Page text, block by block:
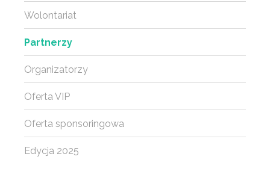
Wolontariat
Partnerzy
Organizatorzy
Oferta VIP
Oferta sponsoringowa
Edycja 2025